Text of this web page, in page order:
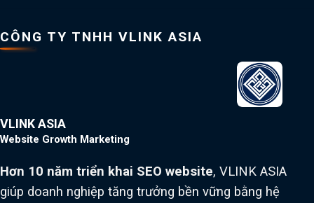
CÔNG TY TNHH VLINK ASIA
VLINK ASIA
Website Growth Marketing
Hơn 10 năm triển khai SEO website, VLINK ASIA
giúp doanh nghiệp tăng trưởng bền vững bằng hệ